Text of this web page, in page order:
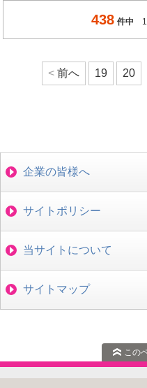
438 件中
前へ 19 20
企業の皆様へ
サイトポリシー
当サイトについて
サイトマップ
この